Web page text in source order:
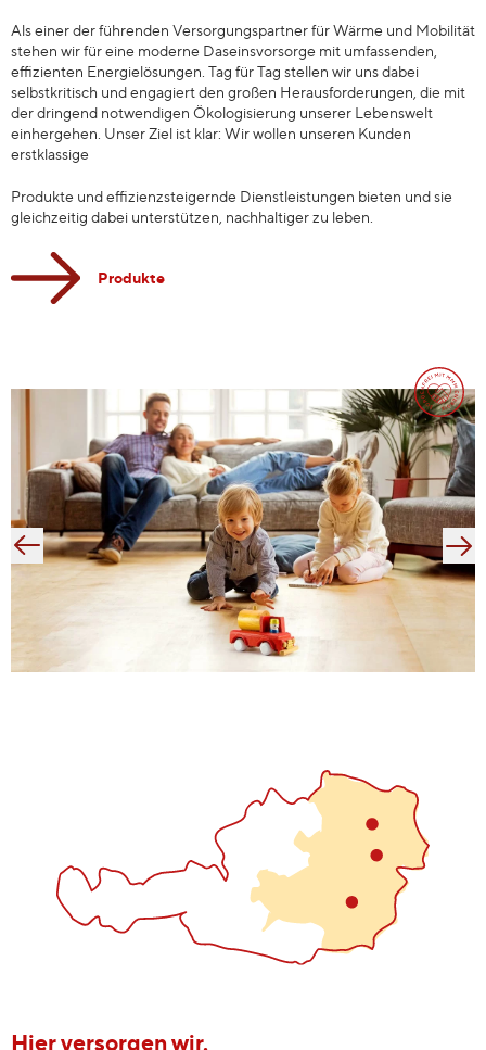
Als einer der führenden Versorgungspartner für Wärme und Mobilität
stehen wir für eine moderne Daseinsvorsorge mit umfassenden,
effizienten Energielösungen. Tag für Tag stellen wir uns dabei
selbstkritisch und engagiert den großen Herausforderungen, die mit
der dringend notwendigen Ökologisierung unserer Lebenswelt
einhergehen. Unser Ziel ist klar: Wir wollen unseren Kunden
erstklassige
Produkte und effizienzsteigernde Dienstleistungen bieten und sie
gleichzeitig dabei unterstützen, nachhaltiger zu leben.
Produkte
Hier versorgen wir.